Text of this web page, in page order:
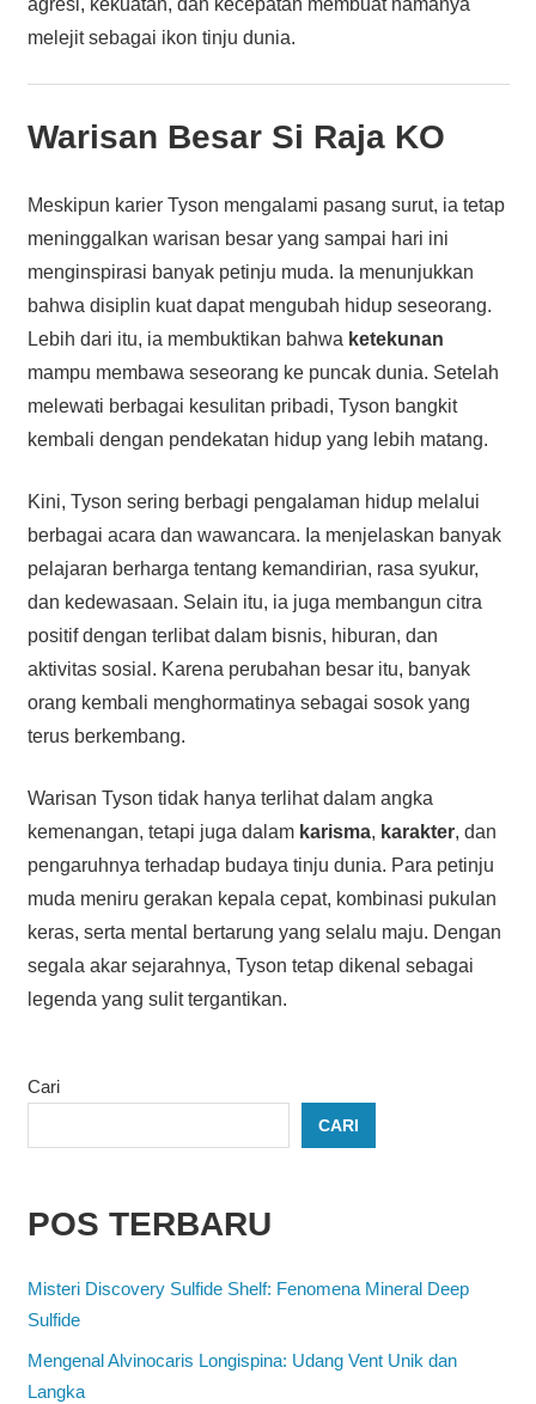
melejit sebagai ikon tinju dunia.
Warisan Besar Si Raja KO
Meskipun karier Tyson mengalami pasang surut, ia tetap
meninggalkan warisan besar yang sampai hari ini
menginspirasi banyak petinju muda. Ia menunjukkan
bahwa disiplin kuat dapat mengubah hidup seseorang.
Lebih dari itu, ia membuktikan bahwa ketekunan
mampu membawa seseorang ke puncak dunia. Setelah
melewati berbagai kesulitan pribadi, Tyson bangkit
kembali dengan pendekatan hidup yang lebih matang.
Kini, Tyson sering berbagi pengalaman hidup melalui
berbagai acara dan wawancara. Ia menjelaskan banyak
pelajaran berharga tentang kemandirian, rasa syukur,
dan kedewasaan. Selain itu, ia juga membangun citra
positif dengan terlibat dalam bisnis, hiburan, dan
aktivitas sosial. Karena perubahan besar itu, banyak
orang kembali menghormatinya sebagai sosok yang
terus berkembang.
Warisan Tyson tidak hanya terlihat dalam angka
kemenangan, tetapi juga dalam karisma, karakter, dan
pengaruhnya terhadap budaya tinju dunia. Para petinju
muda meniru gerakan kepala cepat, kombinasi pukulan
keras, serta mental bertarung yang selalu maju. Dengan
segala akar sejarahnya, Tyson tetap dikenal sebagai
legenda yang sulit tergantikan.
Cari
CARI
POS TERBARU
Misteri Discovery Sulfide Shelf: Fenomena Mineral Deep
Sulfide
Mengenal Alvinocaris Longispina: Udang Vent Unik dan
Langka